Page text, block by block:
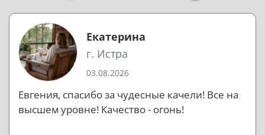
Екатерина
г. Истра
03.08.2026
Евгения, спасибо за чудесные качели! Все на
высшем уровне! Качество - огонь!